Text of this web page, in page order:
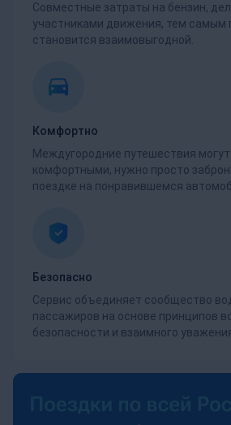
Совместные затраты на бензин,
участниками движения, тем самым
становится взаимовыгодной.
Комфортно
Междугородние путешествия
комфортными, нужно просто
поездке на понравившемся
Безопасно
Сервис объединяет сообщество
пассажиров на основе принципов
безопасности и взаимного